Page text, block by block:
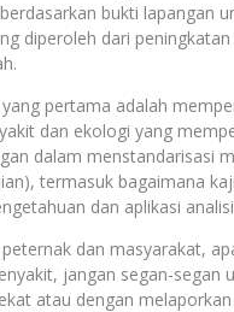
bukti lapangan
diperoleh dari
pertama adalah
dan ekologi yang
dalam menstandarisasi
termasuk bagaimana
dan aplikasi
dan masyarakat,
jangan segan-
atau dengan